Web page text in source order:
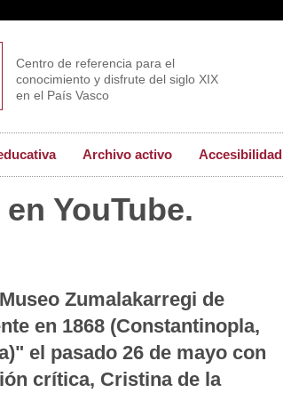
Centro de referencia para el
conocimiento y disfrute del siglo XIX
en el País Vasco
Archivo activo Accesibilidad
YouTube.
Zumalakarregi de
en 1868 (Constantinopla,
el pasado 26 de mayo con
crítica, Cristina de la